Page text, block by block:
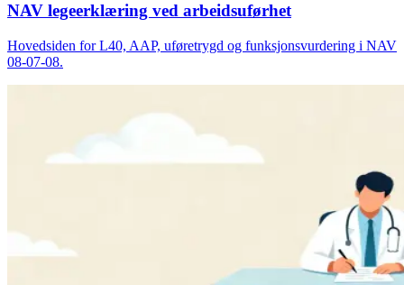
NAV legeerklæring ved arbeidsuførhet
Hovedsiden for L40, AAP, uføretrygd og funksjonsvurdering i NAV
08-07-08.